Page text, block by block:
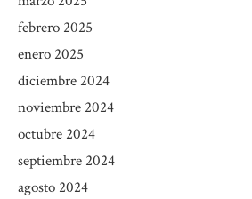
febrero 2025
enero 2025
diciembre 2024
noviembre 2024
octubre 2024
septiembre 2024
agosto 2024